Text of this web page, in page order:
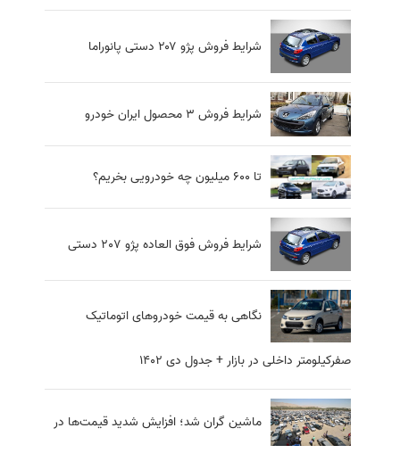
شرایط فروش پژو ۲۰۷ دستی پانوراما
شرایط فروش 3 محصول ایران خودرو
تا ۶۰۰ میلیون چه خودرویی بخریم؟
شرایط فروش فوق العاده پژو 207 دستی
نگاهی به قیمت خودروهای اتوماتیک
صفرکیلومتر داخلی در بازار + جدول دی 1402
ماشین گران شد؛ افزایش شدید قیمت‌ها در